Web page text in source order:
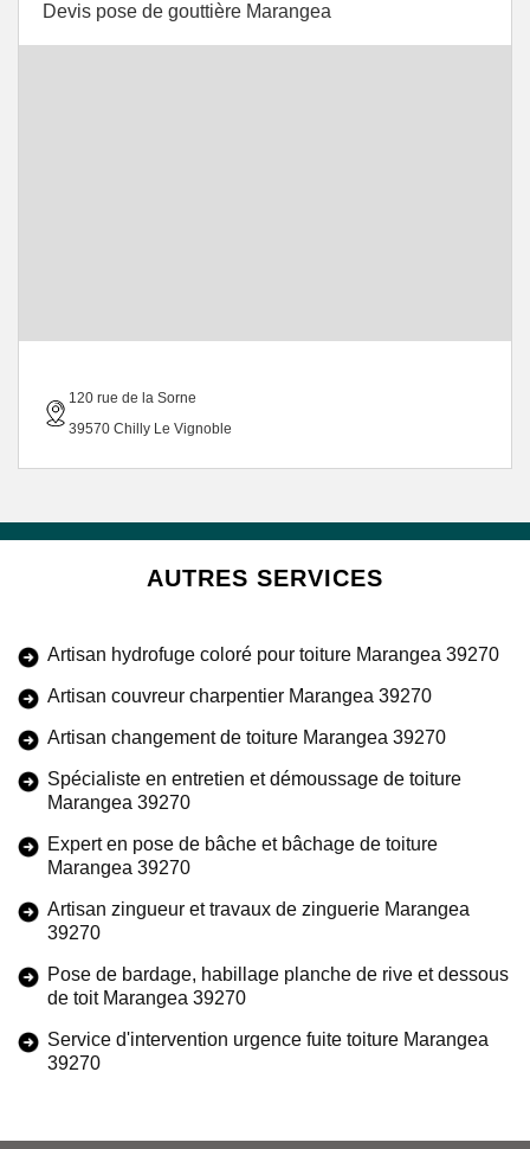
Devis pose de gouttière Marangea
120 rue de la Sorne
39570 Chilly Le Vignoble
AUTRES SERVICES
Artisan hydrofuge coloré pour toiture Marangea 39270
Artisan couvreur charpentier Marangea 39270
Artisan changement de toiture Marangea 39270
Spécialiste en entretien et démoussage de toiture
Marangea 39270
Expert en pose de bâche et bâchage de toiture
Marangea 39270
Artisan zingueur et travaux de zinguerie Marangea
39270
Pose de bardage, habillage planche de rive et dessous
de toit Marangea 39270
Service d'intervention urgence fuite toiture Marangea
39270